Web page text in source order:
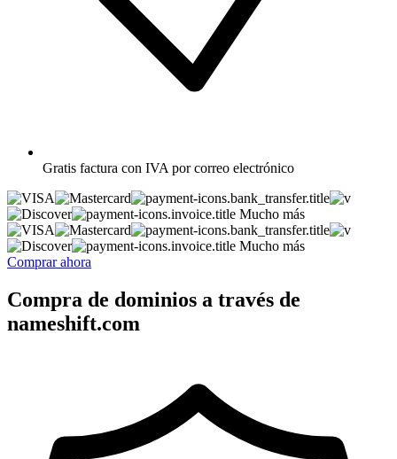
Gratis factura con IVA por correo electrónico
Mucho más
Mucho más
Comprar ahora
Compra de dominios a través de
nameshift.com